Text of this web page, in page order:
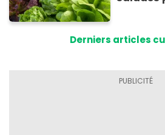
Derniers articles